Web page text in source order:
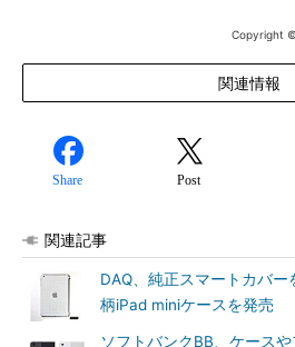
Copyright ©
関連情報
Share Post
関連記事
DAQ、純正スマートカバー
柄iPad miniケースを発売
ソフトバンクBB、ケース